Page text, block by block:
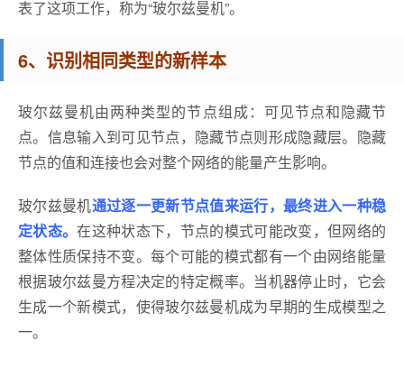
表了这项工作，称为“玻尔兹曼机”。
6、识别相同类型的新样本
玻尔兹曼机由两种类型的节点组成：可见节点和隐藏节
点。信息输入到可见节点，隐藏节点则形成隐藏层。隐藏
节点的值和连接也会对整个网络的能量产生影响。
玻尔兹曼机通过逐一更新节点值来运行，最终进入一种稳
定状态。在这种状态下，节点的模式可能改变，但网络的
整体性质保持不变。每个可能的模式都有一个由网络能量
根据玻尔兹曼方程决定的特定概率。当机器停止时，它会
生成一个新模式，使得玻尔兹曼机成为早期的生成模型之
一。